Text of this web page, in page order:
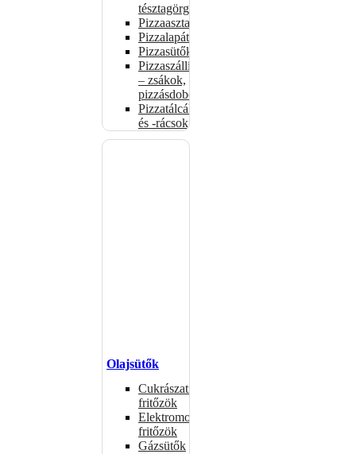
tésztagörgők
Pizzaasztalok
Pizzalapátok
Pizzasütők
Pizzaszállítás
– zsákok,
pizzásdobozok
Pizzatálcák
és -rácsok
Olajsütők
Cukrászati
fritőzök
Elektromos
fritőzök
Gázsütők